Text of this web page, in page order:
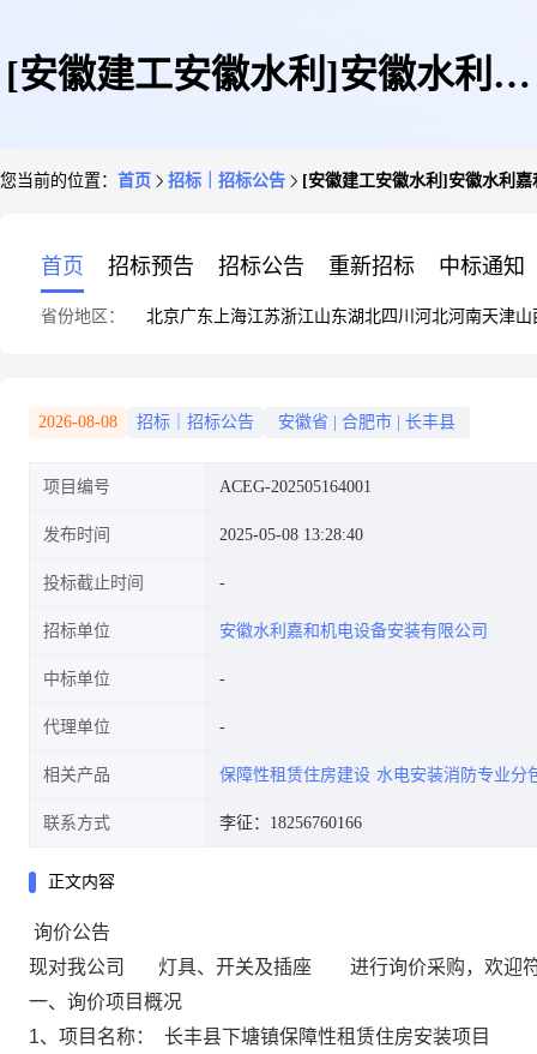
[安徽建工安徽水利]安徽水利嘉
电安装消防专业分包开关灯具标
段1采购公告
您当前的位置： 首页 招标｜招标公告 [安徽建工安徽水利]安徽水利
首页 招标预告 招标公告 重新招标 中标通知
省份地区： 北京广东 上海江苏浙江山东湖北四川 河北河南天津山
2026-08-08 招标｜招标公告 安徽省 合肥市 长丰县
项目编号 ACEG-202505164001
发布时间 2025-05-08 13:28:40
投标截止时间
招标单位 安徽水利嘉和机电设备安装有限公司
中标单位
代理单位
相关产品 保障性租赁住房建设 水电安装消防专业分
联系方式 李征：18256760166
正文内容
询价公告
现对我公司 灯具、开关及插座 进行询价采购，欢迎
一、 询价项目概况
1、项目名称：
长丰县下塘镇保障性租赁住房安装项目